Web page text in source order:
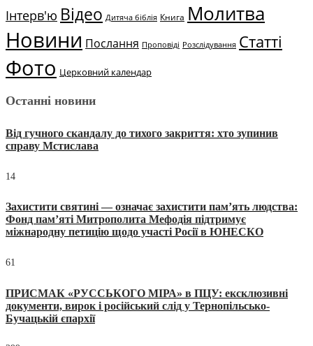
Інтерв'ю Відео Дитяча біблія Книга Молитва
Новини Послання Проповіді Розслідування Статті
Фото Церковний календар
Останні новини
Від гучного скандалу до тихого закриття: хто зупинив
справу Мстислава
14
Захистити святині — означає захистити пам’ять людства:
Фонд пам’яті Митрополита Мефодія підтримує
міжнародну петицію щодо участі Росії в ЮНЕСКО
61
ПРИСМАК «РУССЬКОГО МІРА» в ПЦУ: ексклюзивні
документи, вирок і російський слід у Тернопільсько-
Бучацькій єпархії